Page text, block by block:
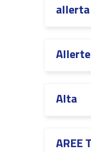
Alta
AREE